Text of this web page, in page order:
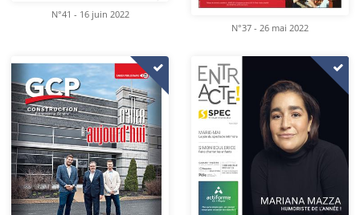
N°41 - 16 juin 2022
N°37 - 26 mai 2022